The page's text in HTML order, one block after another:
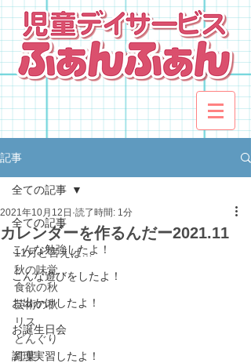
記事
全ての記事
こんな勉強したよ！
こんな遊びをしたよ！
お出かけしたよ！
お誕生日会
調理実習したよ！
全ての記事
カレンダーを作るんだー2021.11
2021年10月12日 読了時間: 1分
11月と言えば…
秋の味覚
食欲の秋
芸術の秋
リス
どんぐり
紅葉